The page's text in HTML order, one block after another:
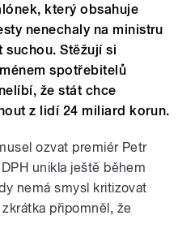
který obsahuje
nenechaly na ministru
suchou. Stěžují si
spotřebitelů
že stát chce
z lidí 24 miliard korun.
ozvat premiér Petr
unikla ještě během
nemá smysl kritizovat
připomněl, že